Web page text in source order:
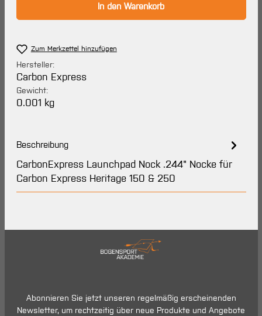
In den Warenkorb
Zum Merkzettel hinzufügen
Hersteller:
Carbon Express
Gewicht:
0.001 kg
Beschreibung
CarbonExpress Launchpad Nock .244" Nocke für
Carbon Express Heritage 150 & 250
Abonnieren Sie jetzt unseren regelmäßig erscheinenden
Newsletter, um rechtzeitig über neue Produkte und Angebote